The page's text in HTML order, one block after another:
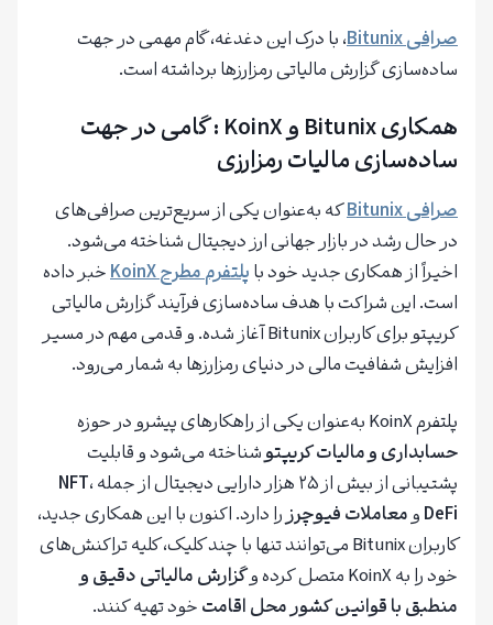
صرافی Bitunix
، با درک این دغدغه، گام مهمی در جهت
ساده‌سازی گزارش مالیاتی رمزارزها برداشته است.
همکاری Bitunix و KoinX : گامی در جهت
ساده‌سازی مالیات رمزارزی
صرافی Bitunix
که به‌عنوان یکی از سریع‌ترین صرافی‌های
در حال رشد در بازار جهانی ارز دیجیتال شناخته می‌شود.
اخیراً از همکاری جدید خود باپلتفرم مطرح KoinX
خبر داده
است. این شراکت با هدف ساده‌سازی فرآیند گزارش مالیاتی
کریپتو برای کاربران Bitunix آغاز شده. و قدمی مهم در مسیر
افزایش شفافیت مالی در دنیای رمزارزها به شمار می‌رود.
پلتفرم KoinX به‌عنوان یکی از راهکارهای پیشرو در حوزه
حسابداری و مالیات کریپتوشناخته می‌شود و قابلیت
پشتیبانی از بیش از ۲۵ هزار دارایی دیجیتال از جمله
NFT،
DeFiومعاملات فیوچرزرا دارد. اکنون با این همکاری جدید،
کاربران Bitunix می‌توانند تنها با چند کلیک، کلیه تراکنش‌های
خود را به KoinX متصل کرده و
گزارش مالیاتی دقیق و
منطبق با قوانین کشور محل اقامتخود تهیه کنند.